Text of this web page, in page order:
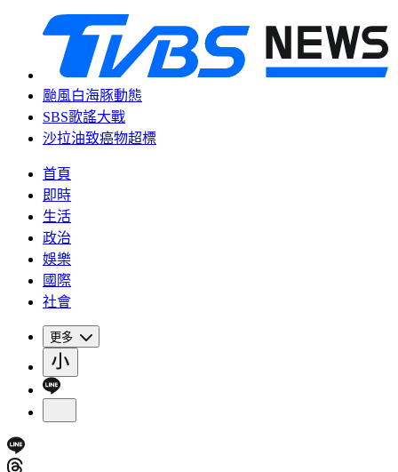
颱風白海豚動態
SBS歌謠大戰
沙拉油致癌物超標
首頁
即時
生活
政治
娛樂
國際
社會
更多